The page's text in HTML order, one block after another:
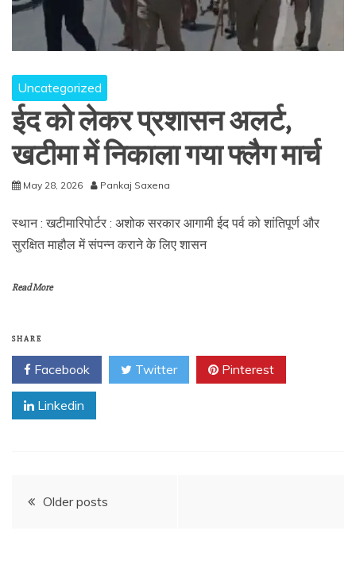
Uncategorized
ईद को लेकर प्रशासन अलर्ट,
खटीमा में निकाला गया फ्लैग मार्च
May 28, 2026 Pankaj Saxena
स्थान : खटीमारिपोर्टर : अशोक सरकार आगामी ईद पर्व को शांतिपूर्ण और
सुरक्षित माहौल में संपन्न कराने के लिए शासन
Read More
SHARE
Facebook Twitter Pinterest
Linkedin
Posts
Older posts